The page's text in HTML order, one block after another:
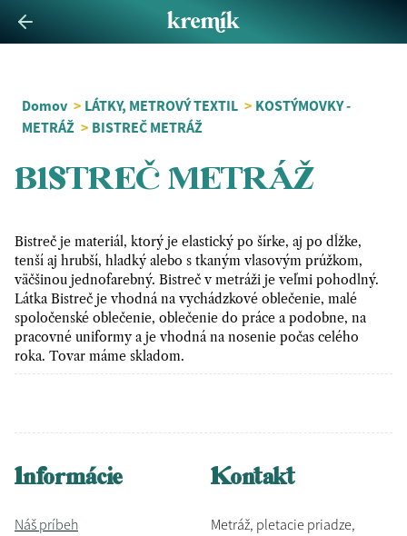
Domov > LÁTKY, METROVÝ TEXTIL > KOSTÝMOVKY -
METRÁŽ > BISTREČ METRÁŽ
BISTREČ METRÁŽ
Bistreč je materiál, ktorý je elastický po šírke, aj po dĺžke,
tenší aj hrubší, hladký alebo s tkaným vlasovým prúžkom,
väčšinou jednofarebný. Bistreč v metráži je veľmi pohodlný.
Látka Bistreč je vhodná na vychádzkové oblečenie, malé
spoločenské oblečenie, oblečenie do práce a podobne, na
pracovné uniformy a je vhodná na nosenie počas celého
roka. Tovar máme skladom.
Informácie
Náš príbeh
Kontakt
Metráž, pletacie priadze,